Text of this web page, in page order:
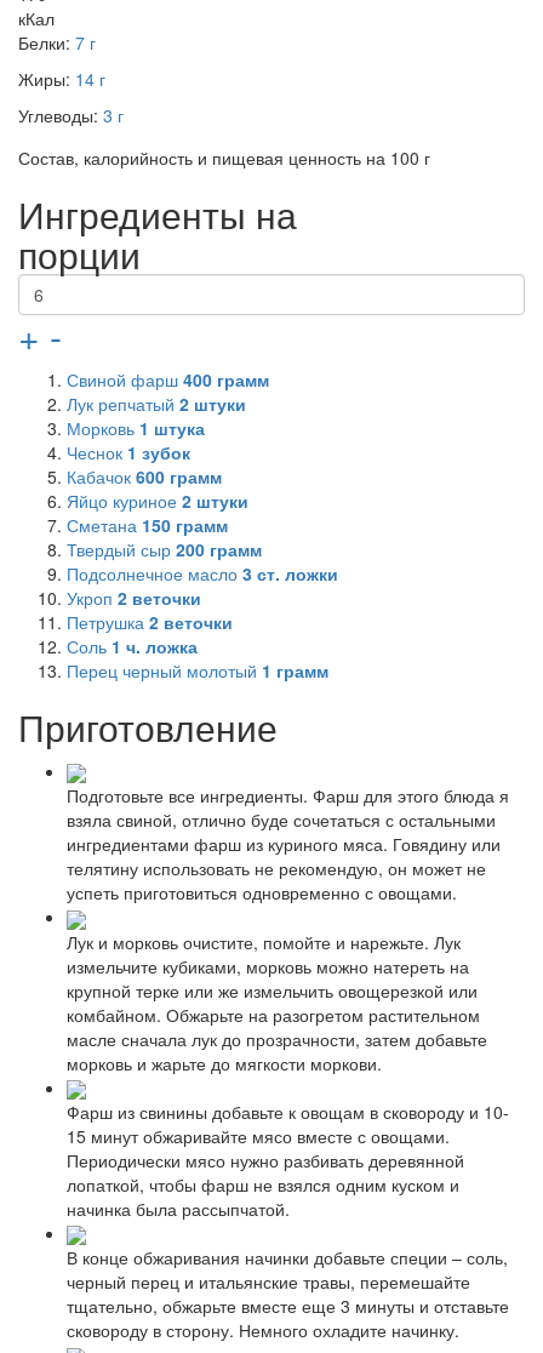
кКал
Белки: 7 г
Жиры: 14 г
Углеводы: 3 г
Состав, калорийность и пищевая ценность на 100 г
Ингредиенты на
порции
+ -
Свиной фарш 400 грамм
Лук репчатый 2 штуки
Морковь 1 штука
Чеснок 1 зубок
Кабачок 600 грамм
Яйцо куриное 2 штуки
Сметана 150 грамм
Твердый сыр 200 грамм
Подсолнечное масло 3 ст. ложки
Укроп 2 веточки
Петрушка 2 веточки
Соль 1 ч. ложка
Перец черный молотый 1 грамм
Приготовление
Подготовьте все ингредиенты. Фарш для этого блюда я
взяла свиной, отлично буде сочетаться с остальными
ингредиентами фарш из куриного мяса. Говядину или
телятину использовать не рекомендую, он может не
успеть приготовиться одновременно с овощами.
Лук и морковь очистите, помойте и нарежьте. Лук
измельчите кубиками, морковь можно натереть на
крупной терке или же измельчить овощерезкой или
комбайном. Обжарьте на разогретом растительном
масле сначала лук до прозрачности, затем добавьте
морковь и жарьте до мягкости моркови.
Фарш из свинины добавьте к овощам в сковороду и 10-
15 минут обжаривайте мясо вместе с овощами.
Периодически мясо нужно разбивать деревянной
лопаткой, чтобы фарш не взялся одним куском и
начинка была рассыпчатой.
В конце обжаривания начинки добавьте специи – соль,
черный перец и итальянские травы, перемешайте
тщательно, обжарьте вместе еще 3 минуты и отставьте
сковороду в сторону. Немного охладите начинку.